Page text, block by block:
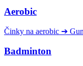
Aerobic
Činky na aerobic ➔
Badminton